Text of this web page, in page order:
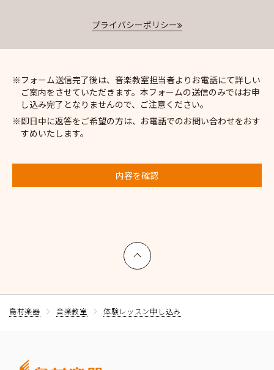
プライバシーポリシー
フォーム送信完了後は、音楽教室担当者よりお電話にて詳しい
ご案内をさせていただきます。本フォームの送信のみではお申
し込み完了となりませんので、ご注意ください。
即日中に返答をご希望の方は、お電話でのお問い合わせをおす
すめいたします。
内容を確認
上へ戻る
島村楽器 音楽教室 体験レッスン申し込み